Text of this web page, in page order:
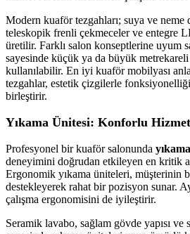
Modern kuaför tezgahları; suya ve neme
teleskopik frenli çekmeceler ve entegre
üretilir. Farklı salon konseptlerine uyum
sayesinde küçük ya da büyük
kullanılabilir. En iyi kuaför mobilyası
tezgahlar, estetik çizgilerle
birleştirir.
Yıkama Ünitesi: Konforlu
Profesyonel bir kuaför salonunda
deneyimini doğrudan etkileyen en kritik
Ergonomik yıkama üniteleri, müşterinin
destekleyerek rahat bir pozisyon sunar.
çalışma ergonomisini de iyileştirir.
Seramik lavabo, sağlam gövde yapısı ve